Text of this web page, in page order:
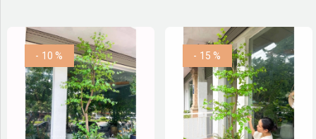
- 10 % - 15 %